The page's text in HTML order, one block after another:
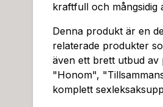
kraftfull och mångsidig
Denna produkt är en
relaterade produkter
även ett brett utbud
"Honom",
komplett